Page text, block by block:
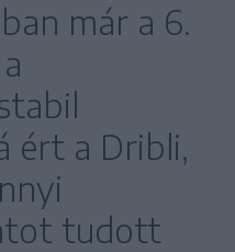
már a 6.
ért a Dribli,
tudott